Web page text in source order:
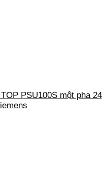
PSU100S một pha 24